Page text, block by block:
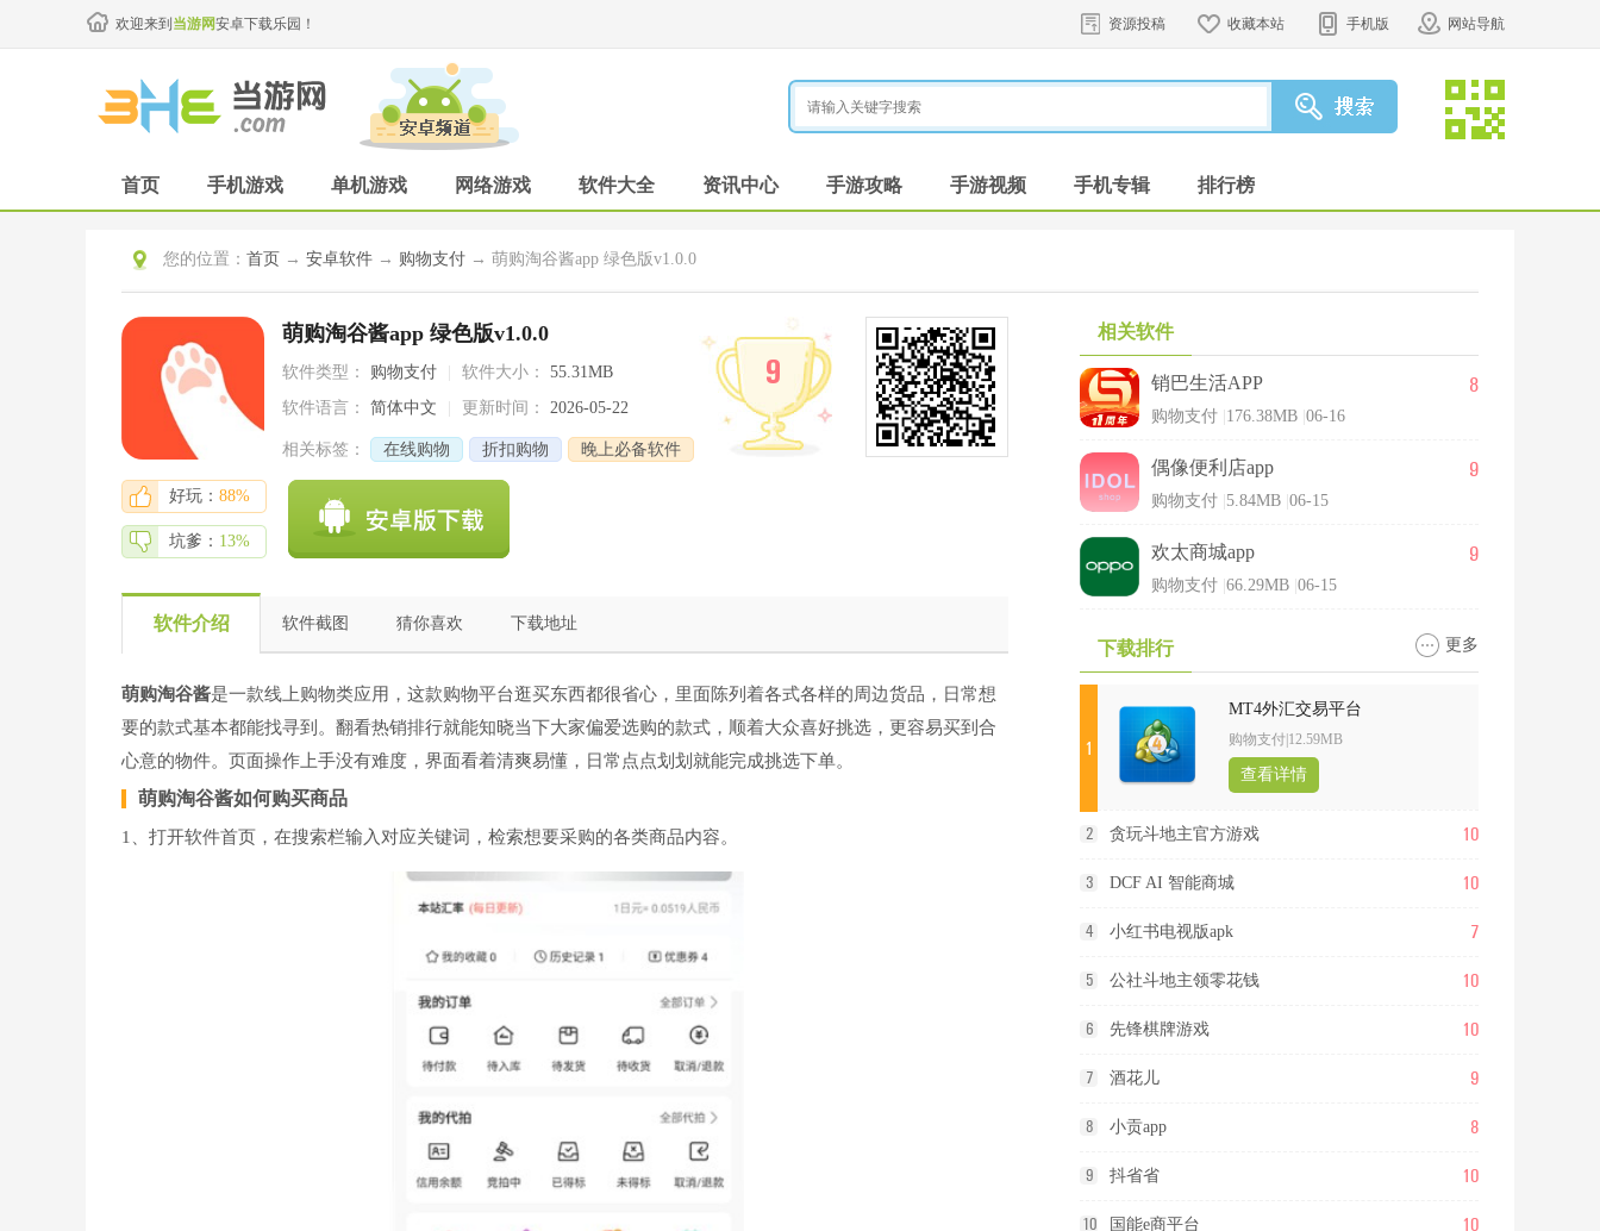
欢迎来到 当游网安卓下载乐园！ 资源投稿 收藏本站 手机版 网站导航
首页 手机游戏 单机游戏 网络游戏 软件大全 资讯中心 手游攻略 手游视频 手机专辑 排行榜
您的位置： 首页 → 安卓软件 → 购物支付 → 萌购淘谷酱app 绿色版v1.0.0
萌购淘谷酱app 绿色版v1.0.0
软件类型： 购物支付 软件大小：
55.31MB
软件语言：
简体中文 更新时间： 2026-05-22
相关标签： 在线购物 折扣购物 晚上必备软件
9
好玩： 88%
坑爹： 13%
软件介绍 软件截图 猜你喜欢 下载地址
萌购淘谷酱是一款线上购物类应用，这款购物平台逛买东西都很省心，里面陈列着各式各样的周边货品，日常想
要的款式基本都能找寻到。翻看热销排行就能知晓当下大家偏爱选购的款式，顺着大众喜好挑选，更容易买到合
心意的物件。页面操作上手没有难度，界面看着清爽易懂，日常点点划划就能完成挑选下单。
萌购淘谷酱如何购买商品
1、打开软件首页，在搜索栏输入对应关键词，检索想要采购的各类商品内容。
相关软件
销巴生活APP
购物支付 176.38MB 06-16
8
偶像便利店app
购物支付 5.84MB 06-15
9
欢太商城app
购物支付 66.29MB 06-15
9
下载排行 更多
1
MT4外汇交易平台
购物支付 12.59MB
查看详情
2 贪玩斗地主官方游戏 10
3 DCF AI 智能商城 10
4 小红书电视版apk 7
5 公社斗地主领零花钱 10
6 先锋棋牌游戏 10
7 酒花儿 9
8 小贡app 8
9 抖省省 10
10 国能e商平台 10